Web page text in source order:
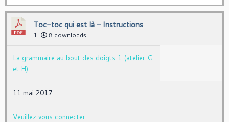
Toc-toc qui est là – Instructions
1 8 downloads
La grammaire au bout des doigts 1 (atelier G
et H)
11 mai 2017
Veuillez vous connecter